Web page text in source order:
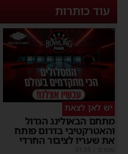
עוד כותרות
יש לאן לצאת
מתחם הבאולינג הגדול
והאטרקטיבי בדרום פותח
את שעריו לציבור החרדי
מקודם